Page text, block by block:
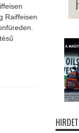
Raiffeisen